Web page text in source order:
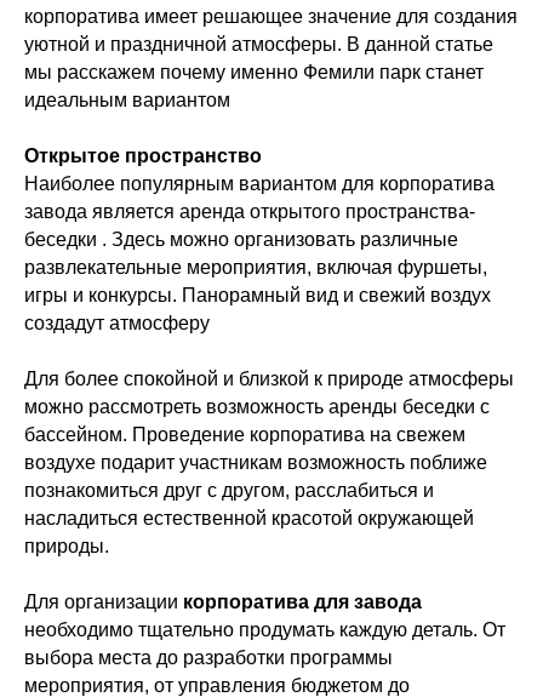
корпоратива имеет решающее значение для создания
уютной и праздничной атмосферы. В данной статье
мы расскажем почему именно Фемили парк станет
идеальным вариантом
Открытое пространство
Наиболее популярным вариантом для корпоратива
завода является аренда открытого пространства-
беседки . Здесь можно организовать различные
развлекательные мероприятия, включая фуршеты,
игры и конкурсы. Панорамный вид и свежий воздух
создадут атмосферу
Для более спокойной и близкой к природе атмосферы
можно рассмотреть возможность аренды беседки с
бассейном. Проведение корпоратива на свежем
воздухе подарит участникам возможность поближе
познакомиться друг с другом, расслабиться и
насладиться естественной красотой окружающей
природы.
Для организации корпоратива для завода
необходимо тщательно продумать каждую деталь. От
выбора места до разработки программы
мероприятия, от управления бюджетом до